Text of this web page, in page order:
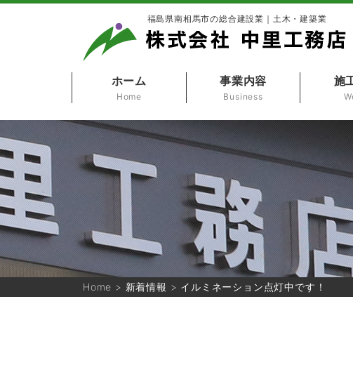
福島県南相馬市の総合建設業｜土木・建築業
ホーム
Home
事業内容
Business
施
Home > 新着情報 > イルミネーション点灯中です！